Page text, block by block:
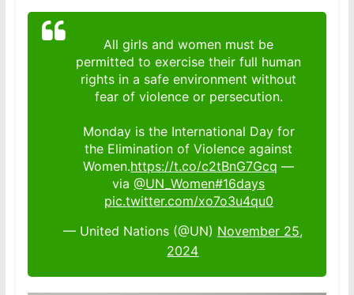
All girls and women must be
permitted to exercise their full human
rights in a safe environment without
fear of violence or persecution.
Monday is the International Day for
the Elimination of Violence against
Women.https://t.co/c2tBnG7Gcq —
via@UN_Women#16days
pic.twitter.com/xo7o3u4qu0
— United Nations (@UN) November 25,
2024